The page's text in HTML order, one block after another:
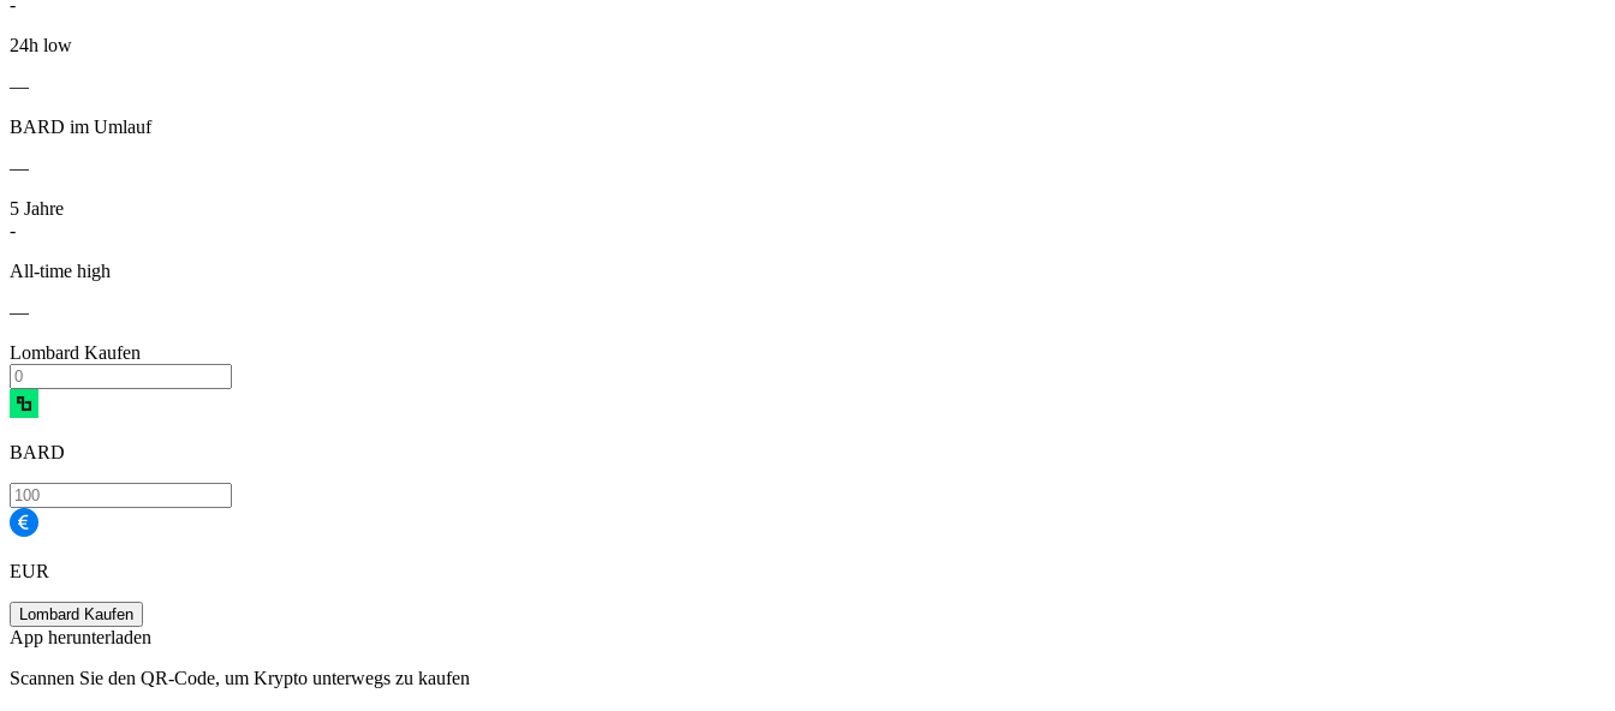
-
24h low
—
BARD im Umlauf
—
5 Jahre
-
All-time high
—
Lombard Kaufen
BARD
EUR
Lombard Kaufen
App herunterladen
Scannen Sie den QR-Code, um Krypto unterwegs zu kaufen